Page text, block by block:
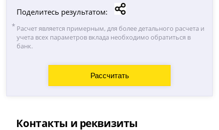
Поделитесь результатом:
Расчет является примерным, для более детального расчета и
учета всех параметров вклада необходимо обратиться в
банк.
Контакты и реквизиты